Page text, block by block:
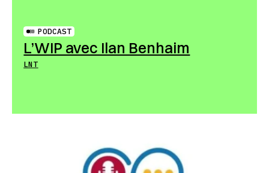
PODCAST
L’WIP avec Ilan Benhaim
LNT